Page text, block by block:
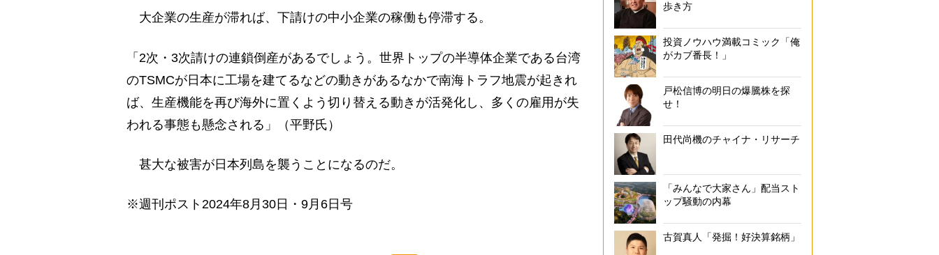
大企業の生産が滞れば、下請けの中小企業の稼働も停滞する。
「2次・3次請けの連鎖倒産があるでしょう。世界トップの半導体企業である台湾
のTSMCが日本に工場を建てるなどの動きがあるなかで南海トラフ地震が起きれ
ば、生産機能を再び海外に置くよう切り替える動きが活発化し、多くの雇用が失
われる事態も懸念される」（平野氏）
甚大な被害が日本列島を襲うことになるのだ。
※週刊ポスト2024年8月30日・9月6日号
歩き方
投資ノウハウ満載コミック「俺
がカブ番長！」
戸松信博の明日の爆騰株を探
せ！
田代尚機のチャイナ・リサーチ
「みんなで大家さん」配当スト
ップ騒動の内幕
古賀真人「発掘！好決算銘柄」